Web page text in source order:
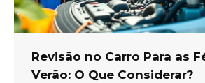
Revisão no Carro Para as
Verão: O Que Considerar?